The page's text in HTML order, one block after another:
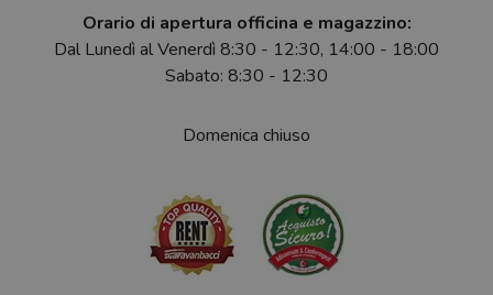
Orario di apertura officina e magazzino:
Dal Lunedì al Venerdì 8:30 - 12:30, 14:00 - 18:00
Sabato: 8:30 - 12:30
Domenica chiuso